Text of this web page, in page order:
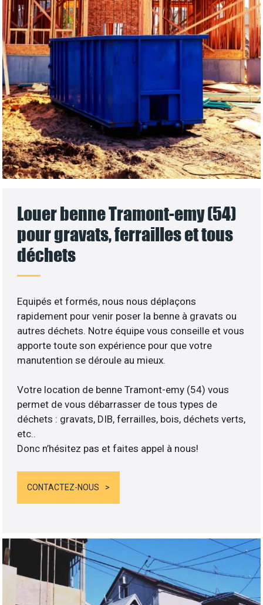
Louer benne Tramont-emy (54)
pour gravats, ferrailles et tous
déchets
Equipés et formés, nous nous déplaçons
rapidement pour venir poser la benne à gravats ou
autres déchets. Notre équipe vous conseille et vous
apporte toute son expérience pour que votre
manutention se déroule au mieux.
Votre location de benne Tramont-emy (54) vous
permet de vous débarrasser de tous types de
déchets : gravats, DIB, ferrailles, bois, déchets verts,
etc..
Donc n’hésitez pas et faites appel à nous!
CONTACTEZ-NOUS